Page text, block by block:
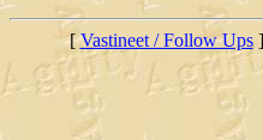
[Vastineet / Follow Ups